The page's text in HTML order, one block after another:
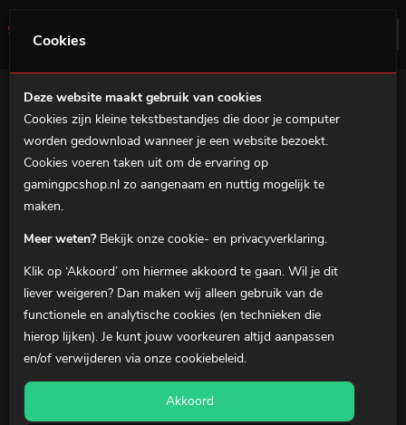
Cookies
Deze website maakt gebruik van cookies
Cookies zijn kleine tekstbestandjes die door je computer
worden gedownload wanneer je een website bezoekt.
Cookies voeren taken uit om de ervaring op
gamingpcshop.nl zo aangenaam en nuttig mogelijk te
maken.
Meer weten? Bekijk onze cookie- en privacyverklaring.
Klik op ‘Akkoord’ om hiermee akkoord te gaan. Wil je dit
liever weigeren? Dan maken wij alleen gebruik van de
functionele en analytische cookies (en technieken die
hierop lijken). Je kunt jouw voorkeuren altijd aanpassen
en/of verwijderen via onze cookiebeleid.
Akkoord
Home
Gaming PC's
MSI Prebuilds
Over ons
Klantenservice
Winkelmandje
Videokaarten
Over gamingpcshop.nl
De beste
PC
naar wens aan of kies voor een Prebuilt Gaming PC
Wil je niks missen?
Schrijf je in voor onze nieuwsbrief, ontvang direct €5 korting op je
nieuwe Game PC, ontvang het laatste nieuws en de scherpste
deals.